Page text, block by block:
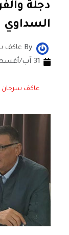
دجلة
السداوي
By عاكف
31 آب/أغسطس 2019
عاكف سرحان